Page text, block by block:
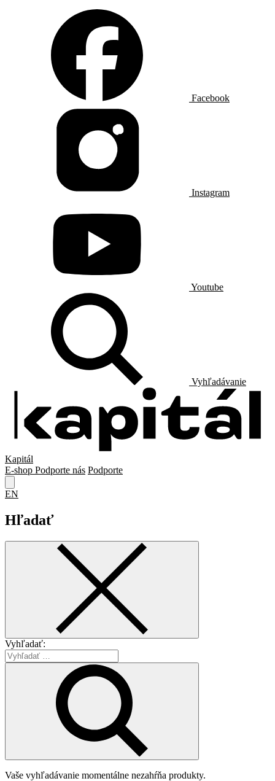
Facebook
Instagram
Youtube
Vyhľadávanie
Kapitál
E-shop Podporte nás Podporte
EN
Hľadať
Vyhľadať:
Vaše vyhľadávanie momentálne nezahŕňa produkty.